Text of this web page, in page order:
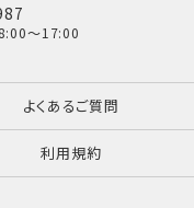
8:00～17:00
よくあるご質問
利用規約